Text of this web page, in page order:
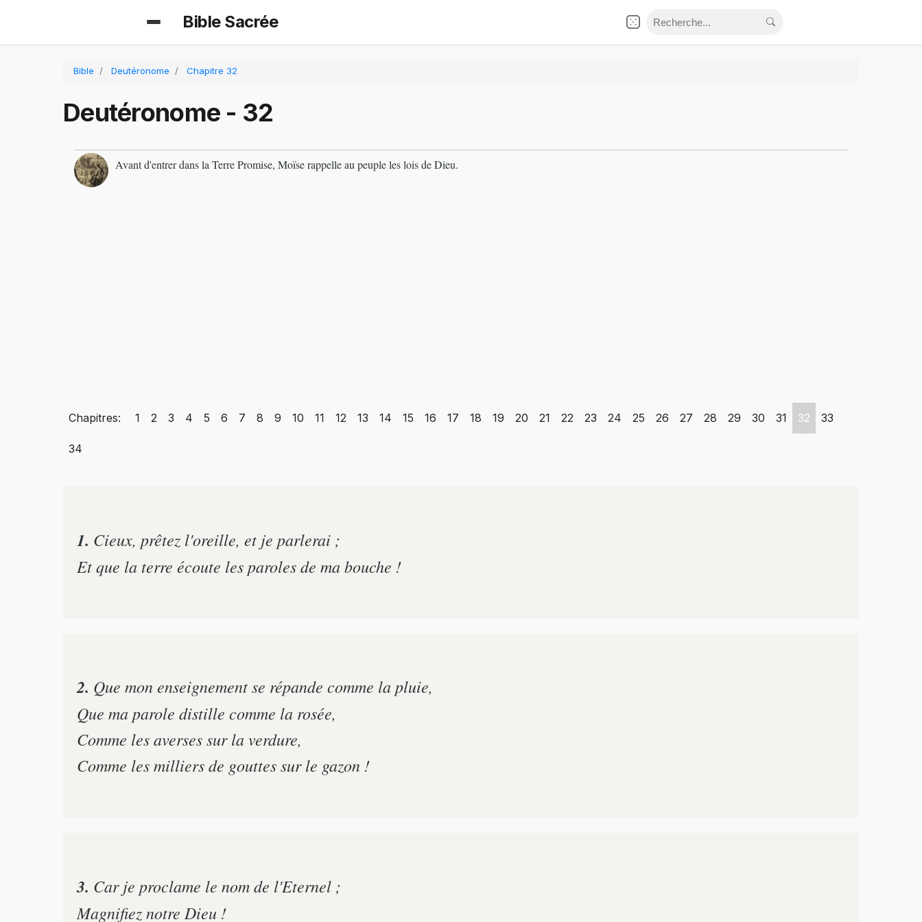
Bible Sacrée
Bible Deutéronome Chapitre 32
Deutéronome - 32
Avant d'entrer dans la Terre Promise, Moïse rappelle au peuple les lois de Dieu.
Chapitres: 1 2 3 4 5 6 7 8 9 10 11 12 13 14 15 16 17 18 19 20 21 22 23 24 25 26 27 28 29 30 31 32 33
34
1. Cieux, prêtez l'oreille, et je parlerai ;
Et que la terre écoute les paroles de ma bouche !
2. Que mon enseignement se répande comme la pluie,
Que ma parole distille comme la rosée,
Comme les averses sur la verdure,
Comme les milliers de gouttes sur le gazon !
3. Car je proclame le nom de l'Eternel ;
Magnifiez notre Dieu !